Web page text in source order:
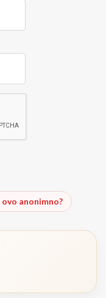
anonimno?